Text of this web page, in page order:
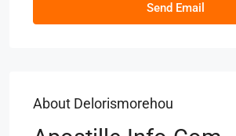
Send Email
About Delorismorehou